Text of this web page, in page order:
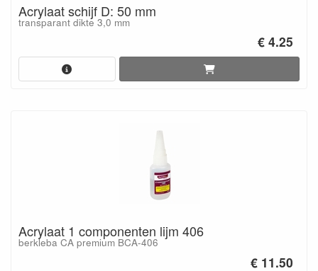
Acrylaat schijf D: 50 mm
transparant dikte 3,0 mm
€ 4.25
Acrylaat 1 componenten lijm 406
berkleba CA premium BCA-406
€ 11.50